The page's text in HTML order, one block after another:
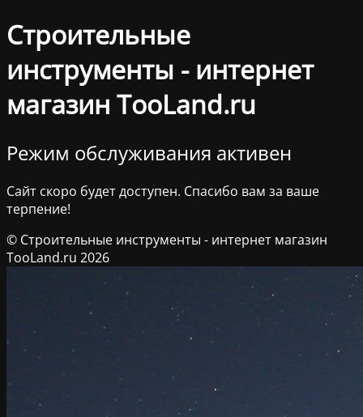
Строительные
инструменты - интернет
магазин TooLand.ru
Режим обслуживания активен
Сайт скоро будет доступен. Спасибо вам за ваше
терпение!
© Строительные инструменты - интернет магазин
TooLand.ru 2026